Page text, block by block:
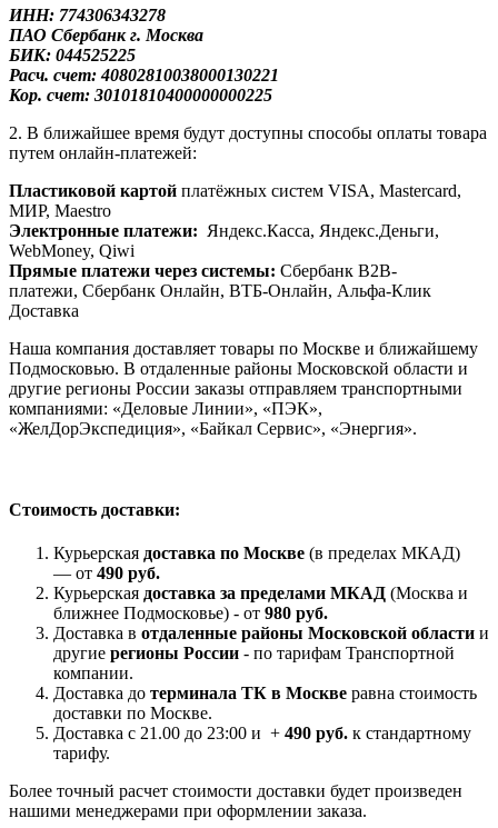
ИНН: 774306343278
ПАО Сбербанкг. Москва
БИК: 044525225
Расч. счет: 40802810038000130221
Кор. счет: 30101810400000000225
2. В ближайшее время будут доступны способы оплаты товара
путем онлайн-платежей:
Пластиковой картой платёжных систем VISA, Mastercard,
МИР, Maestrо
Электронные платежи: Яндекс.Касса, Яндекс.Деньги,
WebMoney, Qiwi
Прямые платежи через системы: Сбербанк B2B-
платежи, Сбербанк Онлайн, ВТБ-Онлайн, Альфа-Клик
Доставка
Наша компания доставляет товары по Москве и ближайшему
Подмосковью. В отдаленные районы Московской области и
другие регионы России заказы отправляем транспортными
компаниями: «Деловые Линии», «ПЭК»,
«ЖелДорЭкспедиция», «Байкал Сервис», «Энергия».
Стоимость доставки:
Курьерская доставка по Москве (в пределах МКАД)
— от 490 руб.
Курьерская доставка за пределами МКАД (Москва и
ближнее Подмосковье) - от 980 руб.
Доставка в отдаленные районы Московской области и
другие регионы России - по тарифам Транспортной
компании.
Доставка до терминала ТК в Москве равна стоимость
доставки по Москве.
Доставка с 21.00 до 23:00 и + 490 руб. к стандартному
тарифу.
Более точный расчет стоимости доставки будет произведен
нашими менеджерами при оформлении заказа.